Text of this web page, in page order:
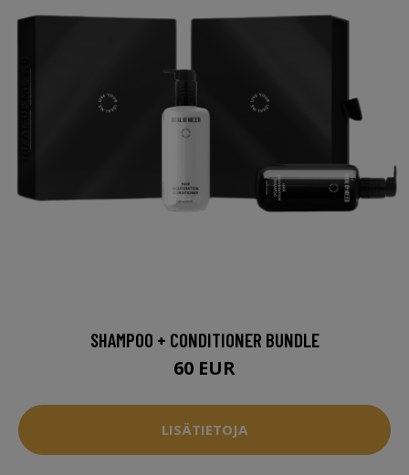
SHAMPOO + CONDITIONER BUNDLE
60 EUR
LISÄTIETOJA